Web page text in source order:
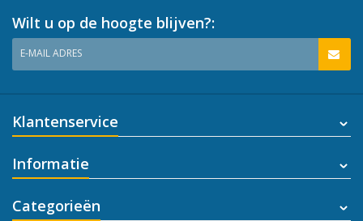
Wilt u op de hoogte blijven?:
E-MAIL ADRES
Klantenservice
Informatie
Categorieën